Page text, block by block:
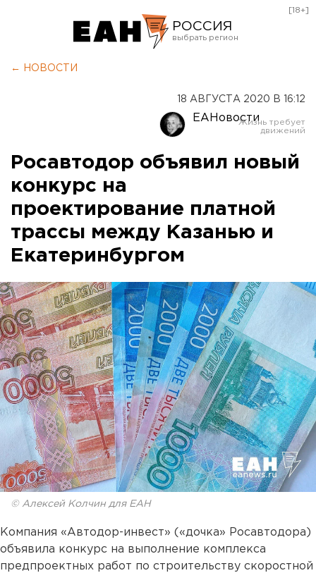
РОССИЯ
Оренбург
[18+]
← НОВОСТИ
18 АВГУСТА 2020 В 16:12
ЕАНовости
Росавтодор объявил новый
конкурс на
проектирование платной
трассы между Казанью и
Екатеринбургом
© Алексей Колчин для ЕАН
Компания «Автодор-инвест» («дочка» Росавтодора)
объявила конкурс на выполнение комплекса
предпроектных работ по строительству скоростной